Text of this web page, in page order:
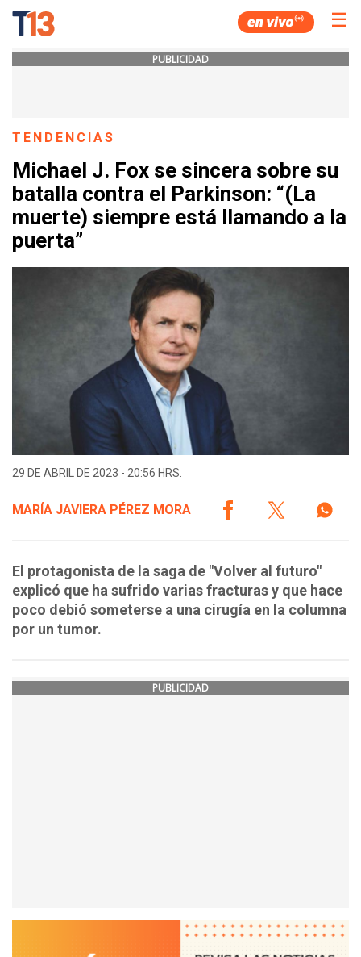
☰
PUBLICIDAD
TENDENCIAS
Michael J. Fox se sincera sobre su
batalla contra el Parkinson: “(La
muerte) siempre está llamando a la
puerta”
29 DE ABRIL DE 2023 - 20:56 HRS.
MARÍA JAVIERA PÉREZ MORA
El protagonista de la saga de "Volver al futuro"
explicó que ha sufrido varias fracturas y que hace
poco debió someterse a una cirugía en la columna
por un tumor.
PUBLICIDAD